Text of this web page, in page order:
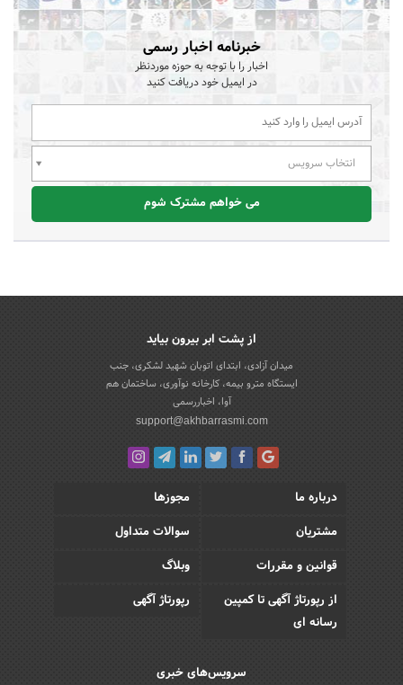
خبرنامه اخبار رسمی
اخبار را با توجه به حوزه موردنظر
در ایمیل خود دریافت کنید
انتخاب سرویس
می خواهم مشترک شوم
از پشت ابر بیرون بیاید
میدان آزادی، ابتدای اتوبان شهید لشکری، جنب
ایستگاه مترو بیمه، کارخانه نوآوری، ساختمان هم
آوا، اخباررسمی
support@akhbarrasmi.com
درباره ما
مجوزها
مشتریان
سوالات متداول
قوانین و مقررات
وبلاگ
از رپورتاژ آگهی تا کمپین
رسانه ای
رپورتاژ آگهی
سرویس‌های خبری